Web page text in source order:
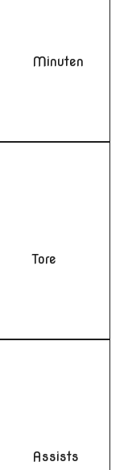
Minuten
Tore
Assists